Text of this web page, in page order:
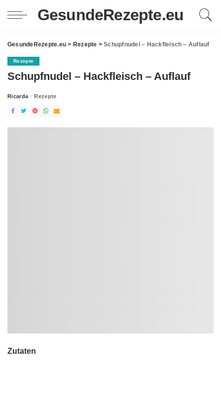
GesundeRezepte.eu
GesundeRezepte.eu > Rezepte >Schupfnudel – Hackfleisch – Auflauf
Rezepte
Schupfnudel – Hackfleisch – Auflauf
Posted
Ricarda Rezepte
Zutaten